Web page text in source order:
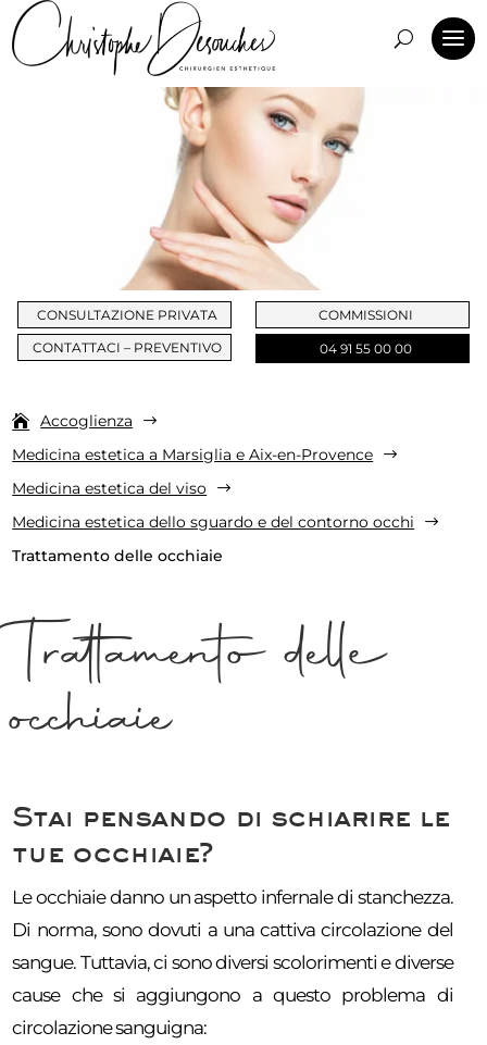
CONSULTAZIONE PRIVATA
CONTATTACI – PREVENTIVO
COMMISSIONI
04 91 55 00 00
Accoglienza $
Medicina estetica a Marsiglia e Aix-en-Provence $
Medicina estetica del viso $
Medicina estetica dello sguardo e del contorno occhi $
Trattamento delle occhiaie
Trattamento delle
occhiaie
Stai pensando di schiarire le
tue occhiaie?
Le occhiaie danno un aspetto infernale di stanchezza.
Di norma, sono dovuti a una cattiva circolazione del
sangue. Tuttavia, ci sono diversi scolorimenti e diverse
cause che si aggiungono a questo problema di
circolazione sanguigna: